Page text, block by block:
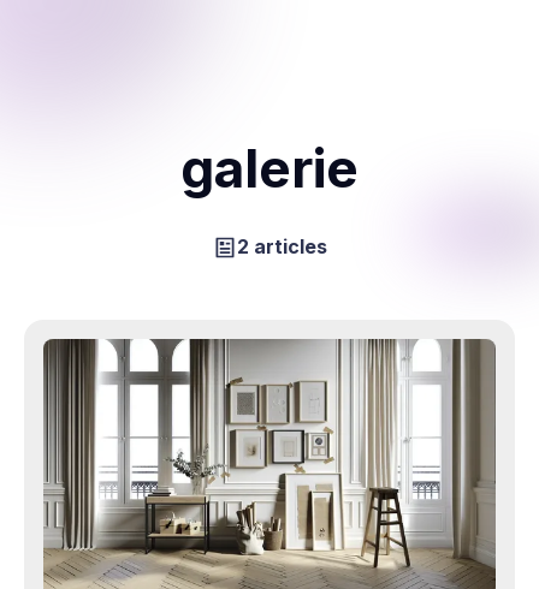
galerie
2 articles